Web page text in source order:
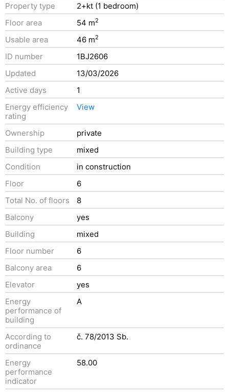
Property type
2+kt (1 bedroom)
Floor area
54 m2
Usable area 46 m2
ID number
1BJ2606
Updated
13/03/2026
Active days
1
Energy efficiency
rating
View
Ownership
private
Building type
mixed
Condition
in construction
Floor
6
Total No. of floors
8
Balcony
yes
Building
mixed
Floor number
6
Balcony area
6
Elevator
yes
Energy
performance of
building
A
According to
ordinance
č. 78/2013 Sb.
Energy
performance
indicator
58.00